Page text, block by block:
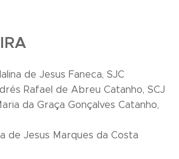
de Jesus Faneca, SJC
Rafael de Abreu Catanho, SCJ
da Graça Gonçalves Catanho,
de Jesus Marques da Costa